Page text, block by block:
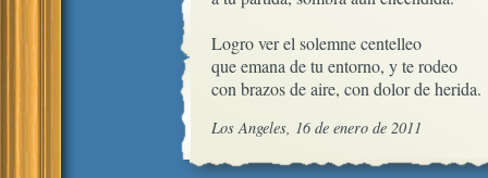
Logro ver el solemne centelleo
que emana de tu entorno, y te rodeo
con brazos de aire, con dolor de herida.
Los Angeles, 16 de enero de 2011